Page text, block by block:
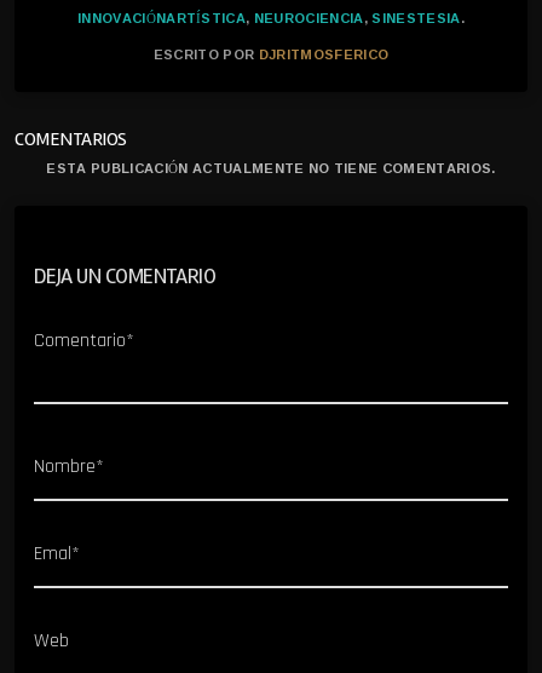
INNOVACIÓNARTÍSTICA, NEUROCIENCIA,SINESTESIA.
ESCRITO POR DJRITMOSFERICO
COMENTARIOS
ESTA PUBLICACIÓN ACTUALMENTE NO TIENE COMENTARIOS.
DEJA UN COMENTARIO
Comentario*
Nombre*
Emal*
Web